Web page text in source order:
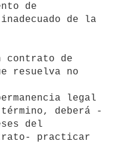
de
de la
resuelva no
legal
término, deberá -
del
practicar